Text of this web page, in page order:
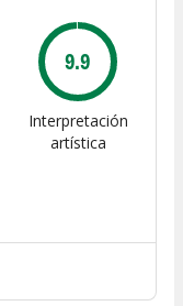
9.9
Interpretación
artística